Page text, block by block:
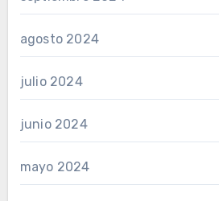
agosto 2024
julio 2024
junio 2024
mayo 2024